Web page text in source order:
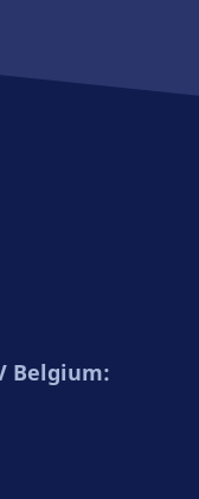
Belgium: